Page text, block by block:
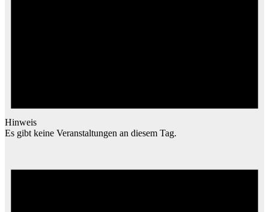
Hinweis
Es gibt keine Veranstaltungen an diesem Tag.